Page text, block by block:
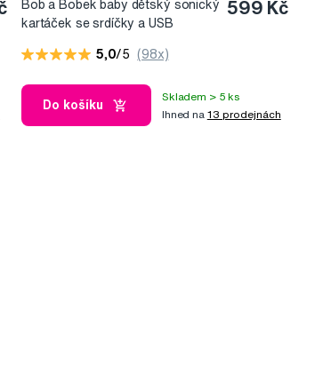
Bob a Bobek baby dětský sonický
kartáček se srdíčky a USB
599 Kč
5,0/5 (98x)
Do košíku
Skladem > 5 ks
Ihned na 13 prodejnách